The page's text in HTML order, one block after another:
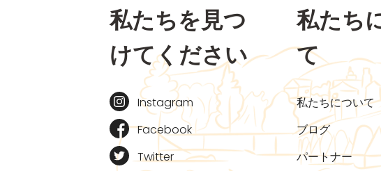
私たちを見つ
けてください
Instagram
Facebook
Twitter
私たち
て
私たちについて
ブログ
パートナー